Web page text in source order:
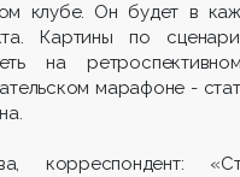
клубе. Он будет в
Картины по
на
марафоне -
корреспондент: